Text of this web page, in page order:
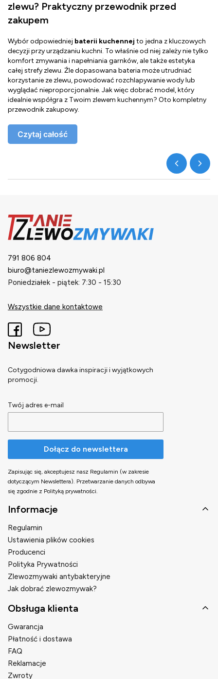
zlewu? Praktyczny przewodnik przed
zakupem
Wybór odpowiedniej baterii kuchennej to jedna z kluczowych
decyzji przy urządzaniu kuchni. To właśnie od niej zależy nie tylko
komfort zmywania i napełniania garnków, ale także estetyka
całej strefy zlewu. Źle dopasowana bateria może utrudniać
korzystanie ze zlewu, powodować rozchlapywanie wody lub
wyglądać nieproporcjonalnie. Jak więc dobrać model, który
idealnie współgra z Twoim zlewem kuchennym? Oto kompletny
przewodnik zakupowy.
Czytaj całość
791 806 804
biuro@taniezlewozmywaki.pl
Poniedziałek - piątek: 7:30 - 15:30
Wszystkie dane kontaktowe
Newsletter
Cotygodniowa dawka inspiracji i wyjątkowych
promocji.
Twój adres e-mail
Dołącz do newslettera
Zapisując się, akceptujesz nasz Regulamin (w zakresie
dotyczącym Newslettera). Przetwarzanie danych odbywa
się zgodnie z Polityką prywatności.
Linki w stopce
Informacje
Regulamin
Ustawienia plików cookies
Producenci
Polityka Prywatności
Zlewozmywaki antybakteryjne
Jak dobrać zlewozmywak?
Obsługa klienta
Gwarancja
Płatność i dostawa
FAQ
Reklamacje
Zwroty